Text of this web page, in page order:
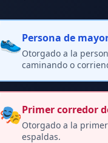
👟Persona de
Otorgado a la
caminando o
🎭Primer corredor
Otorgado a la
espaldas.